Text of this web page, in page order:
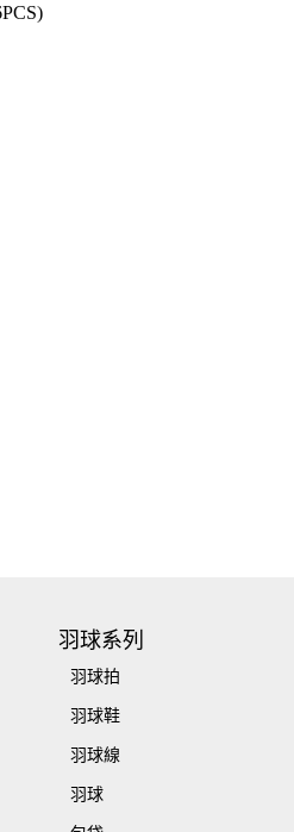
羽球系列
羽球拍
羽球鞋
羽球線
羽球